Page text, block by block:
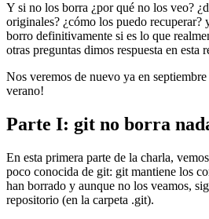
Y si no los borra ¿por qué no los veo?
originales? ¿cómo los puedo
borro definitivamente si es lo que
otras preguntas dimos respuesta en esta
Nos veremos de nuevo ya en
verano!
Parte I: git no borra
En esta primera parte de la charla,
poco conocida de git: git mantiene los
han borrado y aunque no los veamos,
repositorio (en la carpeta .git).